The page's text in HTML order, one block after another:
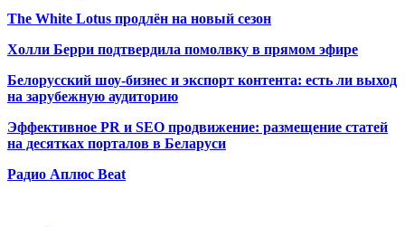
The White Lotus продлён на новый сезон
Холли Берри подтвердила помолвку в прямом эфире
Белорусский шоу-бизнес и экспорт контента: есть ли выход
на зарубежную аудиторию
Эффективное PR и SEO продвижение: размещение статей
на десятках порталов в Беларуси
Радио Аплюс Beat